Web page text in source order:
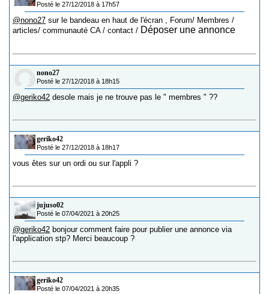
Posté le 27/12/2018 à 17h57
@nono27 sur le bandeau en haut de l'écran , Forum/ Membres /
articles/ communauté CA / contact / Déposer une annonce
nono27
Posté le 27/12/2018 à 18h15
@geriko42 desole mais je ne trouve pas le " membres " ??
geriko42
Posté le 27/12/2018 à 18h17
vous êtes sur un ordi ou sur l'appli ?
jujuso02
Posté le 07/04/2021 à 20h25
@geriko42 bonjour comment faire pour publier une annonce via
l'application stp? Merci beaucoup ?
geriko42
Posté le 07/04/2021 à 20h35